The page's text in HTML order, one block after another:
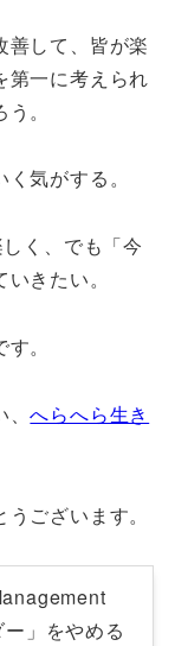
善して、皆が楽
第一に考えられ
。
気がする。
く、でも「今
きたい。
。
、へらへら生き
ございます。
ー」をやめる